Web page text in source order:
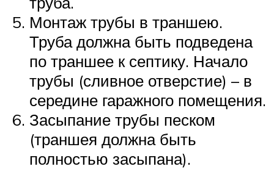
Монтаж трубы в траншею.
Труба должна быть подведена
по траншее к септику. Начало
трубы (сливное отверстие) – в
середине гаражного помещения.
Засыпание трубы песком
(траншея должна быть
полностью засыпана).